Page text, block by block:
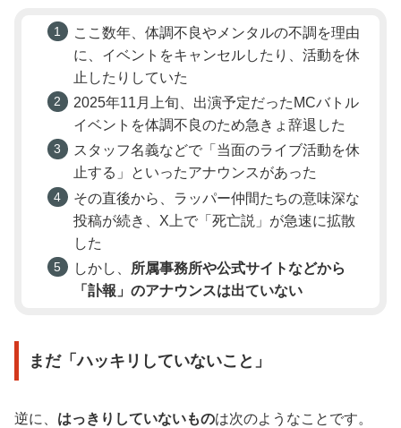
ここ数年、体調不良やメンタルの不調を理由
に、イベントをキャンセルしたり、活動を休
止したりしていた
2025年11月上旬、出演予定だったMCバトル
イベントを体調不良のため急きょ辞退した
スタッフ名義などで「当面のライブ活動を休
止する」といったアナウンスがあった
その直後から、ラッパー仲間たちの意味深な
投稿が続き、X上で「死亡説」が急速に拡散
した
しかし、
所属事務所や公式サイトなどから
「訃報」のアナウンスは出ていない
まだ「ハッキリしていないこと」
逆に、 はっきりしていないものは次のようなことです。